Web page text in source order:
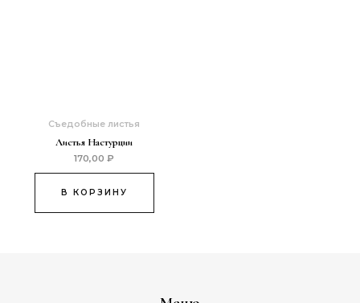
Съедобные листья
Листья Настурции
170,00 ₽
В КОРЗИНУ